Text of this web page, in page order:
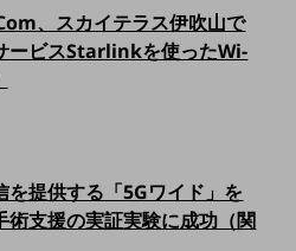
、スカイテラス伊吹山で
ービスStarlinkを使ったWi-
を提供する「5Gワイド」を
術支援の実証実験に成功（関